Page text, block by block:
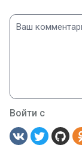
Войти с